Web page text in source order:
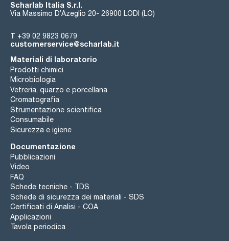
Scharlab Italia S.r.l.
Via Massimo D’Azeglio 20- 26900 LODI (LO)
T +39 02 9823 0679
customerservice@scharlab.it
Materiali di laboratorio
Prodotti chimici
Microbiologia
Vetreria, quarzo e porcellana
Cromatografia
Strumentazione scientifica
Consumabile
Sicurezza e igiene
Documentazione
Pubblicazioni
Video
FAQ
Schede tecniche - TDS
Schede di sicurezza dei materiali - SDS
Certificati di Analisi - COA
Applicazioni
Tavola periodica